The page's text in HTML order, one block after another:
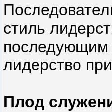
стиль
последующим
лидерство
Плод